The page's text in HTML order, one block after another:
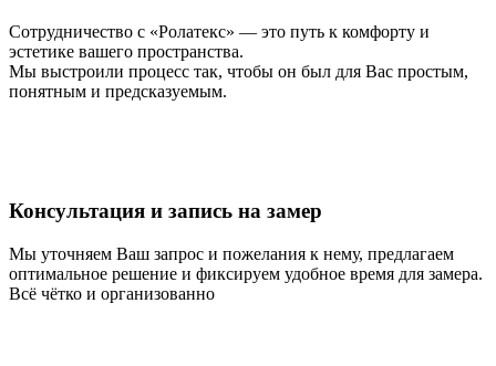
Сотрудничество с «Ролатекс» — это путь к комфорту и
эстетике вашего пространства.
Мы выстроили процесс так, чтобы он был для Вас простым,
понятным и предсказуемым.
Консультация и запись на замер
Мы уточняем Ваш запрос и пожелания к нему, предлагаем
оптимальное решение и фиксируем удобное время для замера.
Всё чётко и организованно